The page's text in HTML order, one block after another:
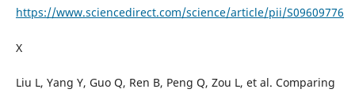
https://www.sciencedirect.com/science/article/pii/S09609776
X
Liu L, Yang Y, Guo Q, Ren B, Peng Q, Zou L, et al. Comparing